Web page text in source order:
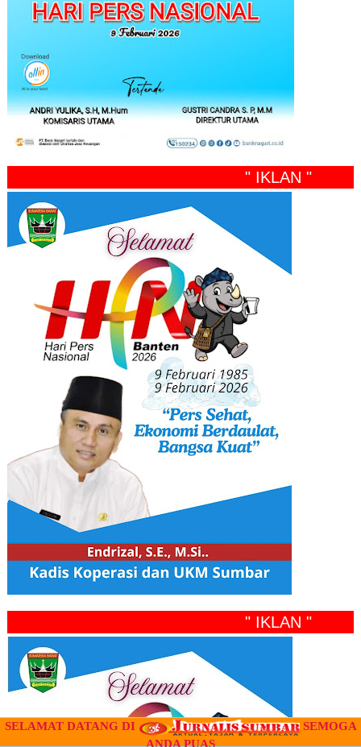
" IKLAN "
" IKLAN "
SELAMAT DATANG DI
SEMOGA
ANDA PUAS